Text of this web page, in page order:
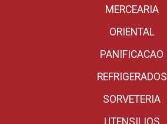
MERCEARIA
ORIENTAL
PANIFICACAO
REFRIGERADOS
SORVETERIA
UTENSILIOS